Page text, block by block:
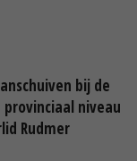
bij de
provinciaal niveau
Rudmer